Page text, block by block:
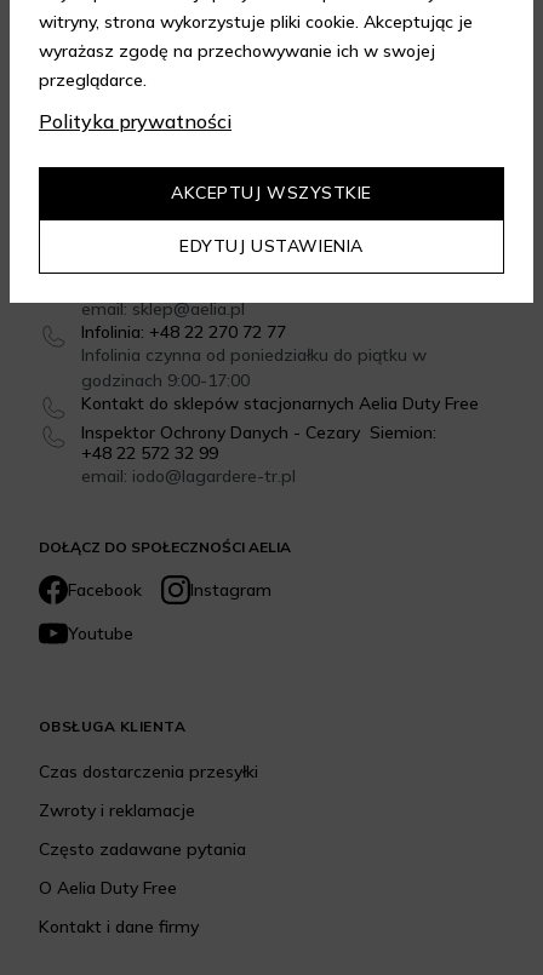
DOŁĄCZ DO SPOŁECZNOŚCI AELIA
Facebook
Instagram
Youtube
SKONTAKTUJ SIĘ Z NAMI
email: sklep@aelia.pl
Infolinia: +48 22 270 72 77
Infolinia czynna od poniedziałku do piątku w
godzinach 9:00-17:00
Kontakt do sklepów stacjonarnych Aelia Duty Free
Inspektor Ochrony Danych - Cezary Siemion:
+48 22 572 32 99
email: iodo@lagardere-tr.pl
OBSŁUGA KLIENTA
Czas dostarczenia przesyłki
Zwroty i reklamacje
Często zadawane pytania
O Aelia Duty Free
Kontakt i dane firmy
Dowiedz się więcej
witryny, strona wykorzystuje pliki cookie. Akceptując je
wyrażasz zgodę na przechowywanie ich w swojej
przeglądarce.
Polityka prywatności
EDYTUJ USTAWIENIA
AKCEPTUJ WSZYSTKIE